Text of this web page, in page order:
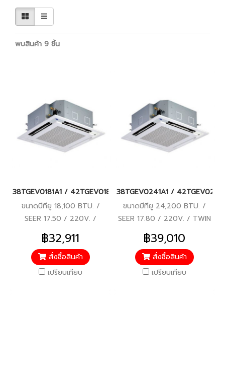
พบสินค้า 9 ชิ้น
38TGEV0181A1 / 42TGEV0181UP (220V.) แอร์แคเรียร์ รุ่นฝังฝ้
ขนาดบีทียู 18,100 BTU. /
SEER 17.50 / 220V. /
SINGLE ROTARY DC-
INVERTER COMPRESSOR /
รับประกันคอมเพรสเซอร์ 7 ปี,
อะไหล่ 2 ปี
฿32,911
สั่งซื้อสินค้า
เปรียบเทียบ
38TGEV0241A1 /
ขนาดบีทียู 24,200 BTU. /
SEER 17.80 / 220V. / TWIN
ROTARY DC-INVERTER
COMPRESSOR / รับประกัน
คอมเพรสเซอร์ 7 ปี, อะไหล่ 2 ปี
฿39,010
สั่งซื้อสินค้า
เปรียบเทียบ